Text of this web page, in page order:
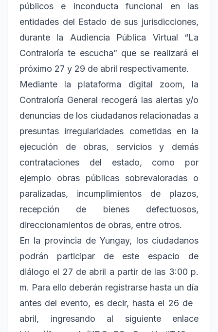
públicos e inconducta funcional en las
entidades del Estado de sus jurisdicciones,
durante la Audiencia Pública Virtual “La
Contraloría te escucha” que se realizará el
próximo 27 y 29 de abril respectivamente.
Mediante la plataforma digital zoom, la
Contraloría General recogerá las alertas y/o
denuncias de los ciudadanos relacionadas a
presuntas irregularidades cometidas en la
ejecución de obras, servicios y demás
contrataciones del estado, como por
ejemplo obras públicas sobrevaloradas o
paralizadas, incumplimientos de plazos,
recepción de bienes defectuosos,
direccionamientos de obras, entre otros.
En la provincia de Yungay, los ciudadanos
podrán participar de este espacio de
diálogo el 27 de abril a partir de las 3:00 p.
m. Para ello deberán registrarse hasta un día
antes del evento, es decir, hasta el 26 de
abril, ingresando al siguiente enlace